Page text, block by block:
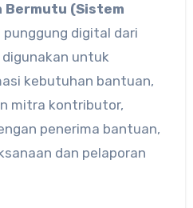
Bermutu (Sistem
digital dari
untuk
kebutuhan bantuan,
mitra kontributor,
penerima bantuan,
dan pelaporan